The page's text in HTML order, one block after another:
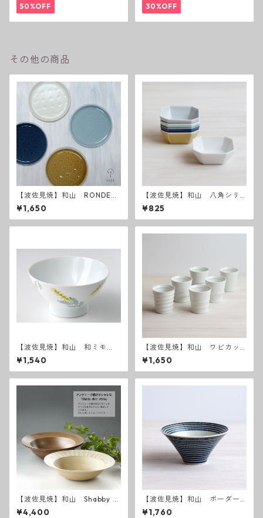
50%OFF 30%OFF
その他の商品
【波佐見焼】和山 RONDE
丸皿 M
¥1,650
【波佐見焼】和山 八角シリ
ーズ S 小付け
¥825
【波佐見焼】和山 和ミモ
ザ お茶碗
¥1,540
【波佐見焼】和山 ワビカッ
プ 白 - 全6種類 -
¥1,650
【波佐見焼】和山 Shabby c
hic style ボウル大
¥4,400
【波佐見焼】和山 ボーダー
柄「藍駒」反り碗中
¥1,760